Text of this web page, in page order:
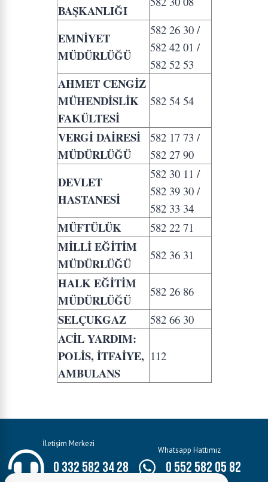
BAŞKANLIĞI
EMNİYET
MÜDÜRLÜĞÜ
582 26 30 /
582 42 01 /
582 52 53
AHMET CENGİZ
MÜHENDİSLİK
FAKÜLTESİ
582 54 54
VERGİ DAİRESİ
MÜDÜRLÜĞÜ
582 17 73 /
582 27 90
DEVLET
HASTANESİ
582 30 11 /
582 39 30 /
582 33 34
MÜFTÜLÜK 582 22 71
MİLLİ EĞİTİM
MÜDÜRLÜĞÜ
582 36 31
HALK EĞİTİM
MÜDÜRLÜĞÜ
582 26 86
SELÇUKGAZ 582 66 30
ACİL YARDIM:
POLİS, İTFAİYE,
AMBULANS
112
İletişim Merkezi
0 332 582 34 28
Whatsapp Hattımız
0 552 582 05 82